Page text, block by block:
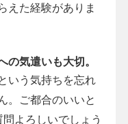
えた経験がありま
の気遣いも大切。
いう気持ちを忘れ
。ご都合のいいと
よろしいでしょう